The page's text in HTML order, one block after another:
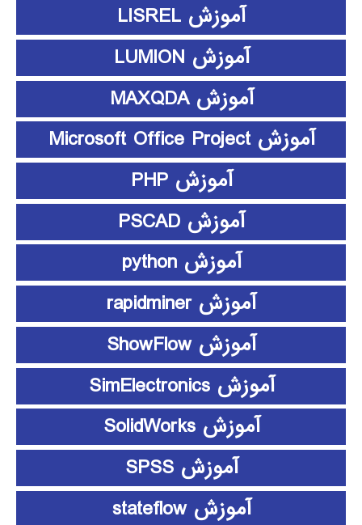
آموزش LISREL
آموزش LUMION
آموزش MAXQDA
آموزش Microsoft Office Project
آموزش PHP
آموزش PSCAD
آموزش python
آموزش rapidminer
آموزش ShowFlow
آموزش SimElectronics
آموزش SolidWorks
آموزش SPSS
آموزش stateflow